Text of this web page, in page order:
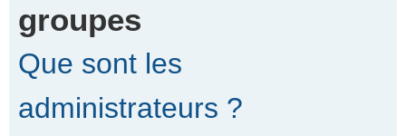
groupes
Que sont les
administrateurs ?